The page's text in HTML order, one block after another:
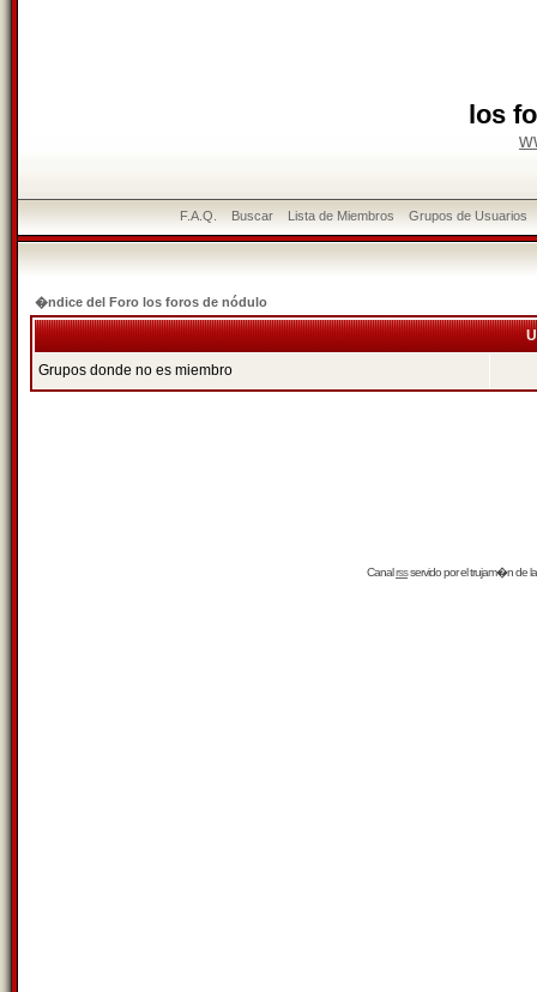
los
F.A.Q. Buscar Lista de Miembros Grupos de Usuarios
�ndice del Foro los foros de nódulo
Grupos donde no es miembro
Canalrssservido por eltrujam�nde